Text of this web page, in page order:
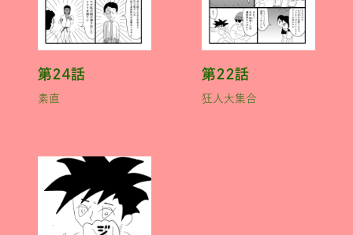
第２４話
素直
第２２話
狂人大集合